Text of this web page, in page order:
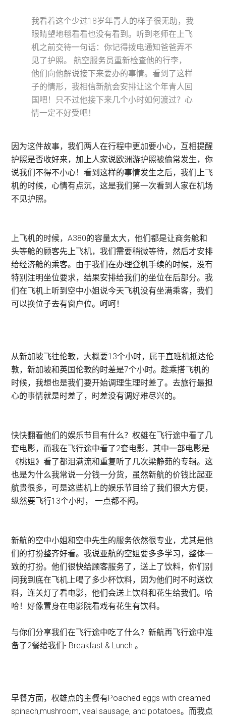
我看着这个少过18岁年青人的样子很无助，我
眼睛望地毯看看也没有看到。听到老师在上飞
机之前交待一句话：你记得拨电通知爸爸弄不
见了护照。 航空服务员重新检查他的行李，
他们向他解说接下来要办的事情。看到了这样
子的情形，我相信新航会安排让这个年青人回
国吧！只不过他接下来几个小时如何渡过？心
情一定不好受吧！
因为这件故事，我们两人在行程中更加要小心，互相提醒
护照是否收好来，加上人家说欧洲游护照被偷常发生，你
说我们不得不小心！看到这样的事情发生之后，我们上飞
机的时候，心情有点沉，这是我们第一次看到人家在机场
不见护照。
上飞机的时候，A380的容量太大，他们都是让商务舱和
头等舱的顾客先上飞机，我们需要稍微等待，然后才安排
给经济舱的乘客。由于我们在办理登机手续的时候，没有
特别注明坐位要求，结果安排给我们的坐位在后部分。我
们在飞机上听到空中小姐说今天飞机没有坐满乘客，我们
可以换位子去有窗户位。呵呵！
从新加坡飞往伦敦，大概要13个小时，属于直班机抵达伦
敦，新加坡和英国伦敦的时差是7个小时。趁乘搭飞机的
时候，我想也是我们要开始调理生理时差了。去旅行最担
心的事情就是时差了，时差没有调好难尽兴的。
快快翻看他们的娱乐节目有什么？权雄在飞行途中看了几
套电影，而我在飞行途中看了2套电影，其中一部电影是
《桃姐》看了都泪满流和重复听了几次梁静茹的专辑。这
也是为什么我常说一分钱一分货，虽然新航的价钱比起亚
航贵很多，可是这些机上的娱乐节目给了我们很大方便，
纵然要飞行13个小时， 一点都不闷。
新航的空中小姐和空中先生的服务依然很专业，尤其是他
们的打扮整齐好看。我说亚航的空姐要多多学习，整体一
致的打扮。他们很快给顾客服务了，送上了饮料，你们别
问我到底在飞机上喝了多少杯饮料，因为他们时不时送饮
料，连关灯了看电影，他们会送上饮料和花生给我们。哈
哈！好像置身在电影院看戏有花生有饮料。
与你们分享我们在飞行途中吃了什么？新航再飞行途中准
备了2餐给我们- Breakfast & Lunch 。
早餐方面，权雄点的主餐有Poached eggs with creamed
spinach,mushroom, veal sausage, and potatoes。而我点